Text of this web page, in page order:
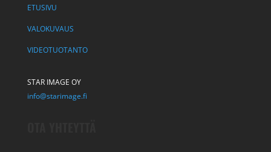
ETUSIVU
VALOKUVAUS
VIDEOTUOTANTO
STAR IMAGE OY
info@starimage.fi